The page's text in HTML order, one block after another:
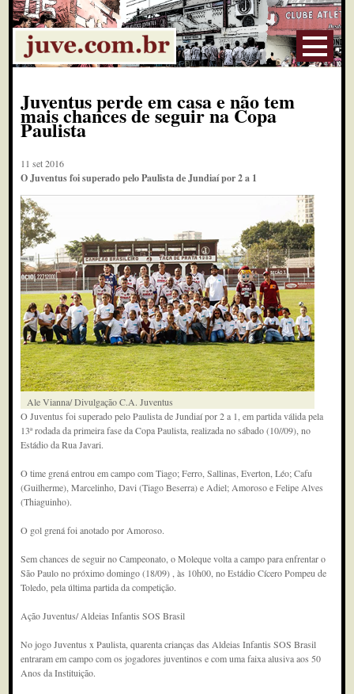
Juventus perde em casa e não tem
mais chances de seguir na Copa
Paulista
11 set 2016
O Juventus foi superado pelo Paulista de Jundiaí por 2 a 1
Ale Vianna/ Divulgação C.A. Juventus
O Juventus foi superado pelo Paulista de Jundiaí por 2 a 1, em partida válida pela
13ª rodada da primeira fase da Copa Paulista, realizada no sábado (10//09), no
Estádio da Rua Javari.
O time grená entrou em campo com Tiago; Ferro, Sallinas, Everton, Léo; Cafu
(Guilherme), Marcelinho, Davi (Tiago Beserra) e Adiel; Amoroso e Felipe Alves
(Thiaguinho).
O gol grená foi anotado por Amoroso.
Sem chances de seguir no Campeonato, o Moleque volta a campo para enfrentar o
São Paulo no próximo domingo (18/09) , às 10h00, no Estádio Cícero Pompeu de
Toledo, pela última partida da competição.
Ação Juventus/ Aldeias Infantis SOS Brasil
No jogo Juventus x Paulista, quarenta crianças das Aldeias Infantis SOS Brasil
entraram em campo com os jogadores juventinos e com uma faixa alusiva aos 50
Anos da Instituição.